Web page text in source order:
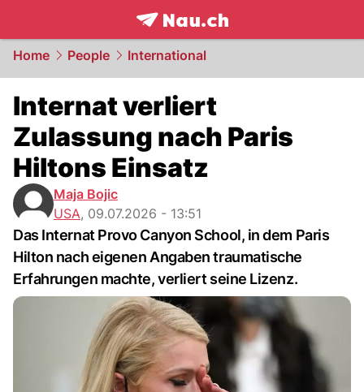
frontpage.NAU.ch
Home People International
Internat verliert
Zulassung nach Paris
Hiltons Einsatz
Maja Bojic
USA, 09.07.2026 - 13:51
Das Internat Provo Canyon School, in dem Paris
Hilton nach eigenen Angaben traumatische
Erfahrungen machte, verliert seine Lizenz.